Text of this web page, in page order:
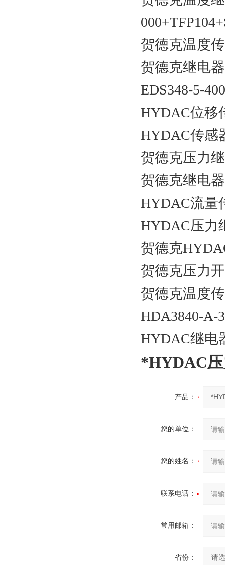
贺德克温度
贺德克继电器
EDS348-5-
HYDAC位移
HYDAC传感
贺德克压力
贺德克继电
HYDAC流量
HYDAC压力
贺德克
贺德克压力
贺德克温度
HDA3840-A-
HYDAC继电
*HYDAC压
产品：
您的单位：
您的姓名：
联系电话：
常用邮箱：
省份：